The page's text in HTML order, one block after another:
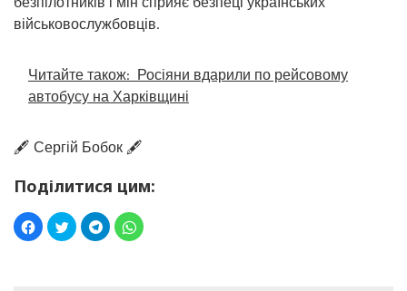
військовослужбовців.
Читайте також: Росіяни вдарили по рейсовому
автобусу на Харківщині
🖋️ Сергій Бобок 🖋️
Поділитися цим: